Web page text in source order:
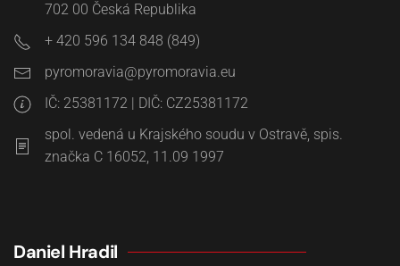
702 00 Česká Republika
+ 420 596 134 848 (849)
IČ: 25381172 | DIČ: CZ25381172
spol. vedená u Krajského soudu v Ostravě, spis.
značka C 16052, 11.09 1997
Daniel Hradil